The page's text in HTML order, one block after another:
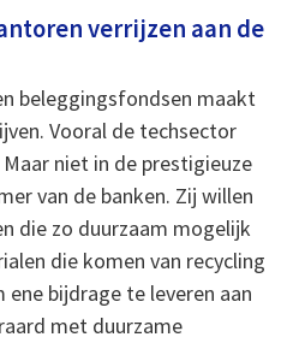
verrijzen aan de
beleggingsfondsen maakt
Vooral de techsector
niet in de prestigieuze
van de banken. Zij willen
die zo duurzaam mogelijk
die komen van recycling
bijdrage te leveren aan
met duurzame